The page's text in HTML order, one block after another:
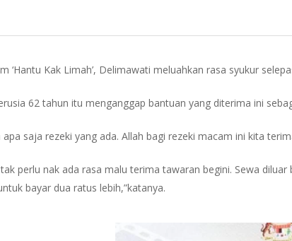
‘Hantu Kak Limah’, Delimawati meluahkan rasa syukur
62 tahun itu menganggap bantuan yang diterima ini
apa saja rezeki yang ada. Allah bagi rezeki macam ini kita
tak perlu nak ada rasa malu terima tawaran begini. Sewa
bayar dua ratus lebih,”katanya.